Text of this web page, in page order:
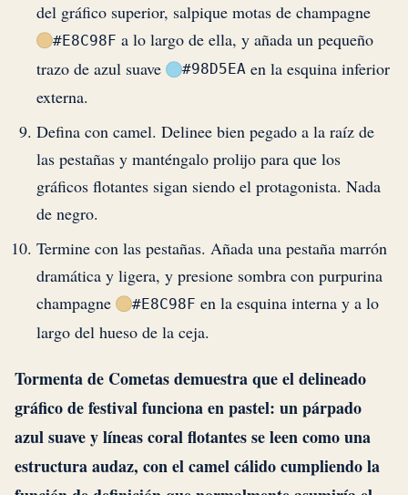
del gráfico superior, salpique motas de champagne
#E8C98F a lo largo de ella, y añada un pequeño
trazo de azul suave
#98D5EA en la esquina inferior
externa.
Defina con camel. Delinee bien pegado a la raíz de
las pestañas y manténgalo prolijo para que los
gráficos flotantes sigan siendo el protagonista. Nada
de negro.
Termine con las pestañas. Añada una pestaña marrón
dramática y ligera, y presione sombra con purpurina
champagne
#E8C98F en la esquina interna y a lo
largo del hueso de la ceja.
Tormenta de Cometas demuestra que el delineado
gráfico de festival funciona en pastel: un párpado
azul suave y líneas coral flotantes se leen como una
estructura audaz, con el camel cálido cumpliendo la